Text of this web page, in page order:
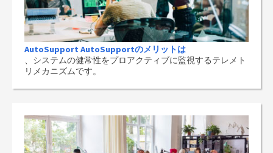
AutoSupport AutoSupportのメリットは
、システムの健常性をプロアクティブに監視するテレメト
リメカニズムです。